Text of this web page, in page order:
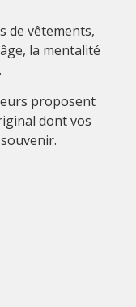
de vêtements,
la mentalité
proposent
dont vos